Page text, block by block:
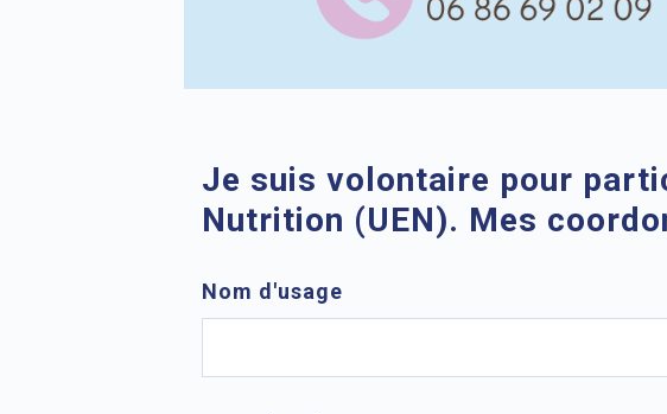
Je suis volontaire pour
Nutrition (UEN). Mes
Nom d'usage